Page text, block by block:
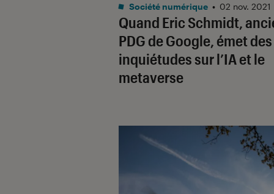
Quand Eric Schmidt,
PDG de Google, émet des
inquiétudes sur l’IA et le
metaverse
Société numérique • 02 nov. 2021